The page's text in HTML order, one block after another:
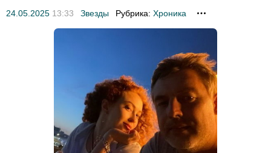
24.05.2025 13:33 Звезды Рубрика: Хроника